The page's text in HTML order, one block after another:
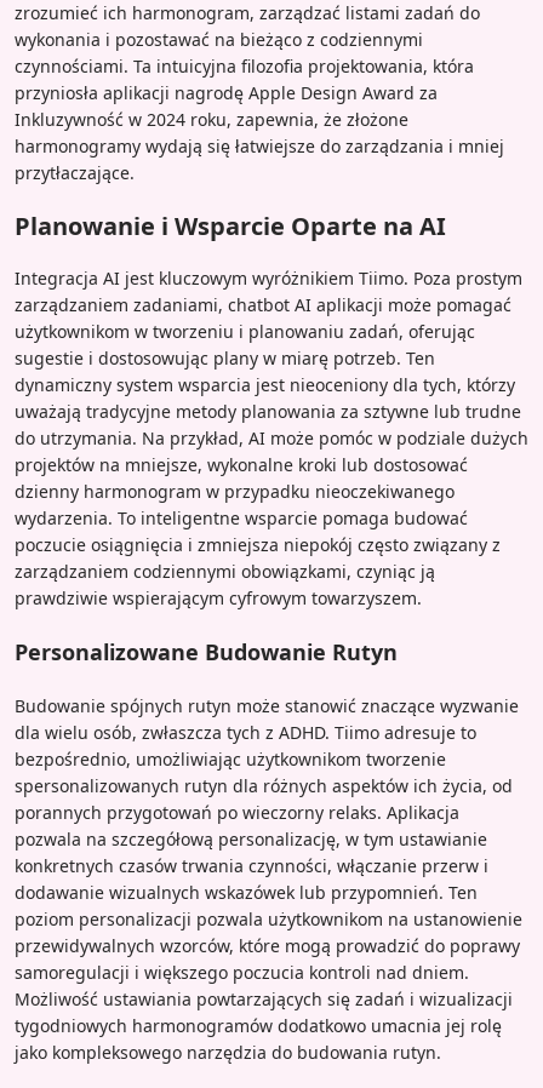
zrozumieć ich harmonogram, zarządzać listami zadań do
wykonania i pozostawać na bieżąco z codziennymi
czynnościami. Ta intuicyjna filozofia projektowania, która
przyniosła aplikacji nagrodę Apple Design Award za
Inkluzywność w 2024 roku, zapewnia, że złożone
harmonogramy wydają się łatwiejsze do zarządzania i mniej
przytłaczające.
Planowanie i Wsparcie Oparte na AI
Integracja AI jest kluczowym wyróżnikiem Tiimo. Poza prostym
zarządzaniem zadaniami, chatbot AI aplikacji może pomagać
użytkownikom w tworzeniu i planowaniu zadań, oferując
sugestie i dostosowując plany w miarę potrzeb. Ten
dynamiczny system wsparcia jest nieoceniony dla tych, którzy
uważają tradycyjne metody planowania za sztywne lub trudne
do utrzymania. Na przykład, AI może pomóc w podziale dużych
projektów na mniejsze, wykonalne kroki lub dostosować
dzienny harmonogram w przypadku nieoczekiwanego
wydarzenia. To inteligentne wsparcie pomaga budować
poczucie osiągnięcia i zmniejsza niepokój często związany z
zarządzaniem codziennymi obowiązkami, czyniąc ją
prawdziwie wspierającym cyfrowym towarzyszem.
Personalizowane Budowanie Rutyn
Budowanie spójnych rutyn może stanowić znaczące wyzwanie
dla wielu osób, zwłaszcza tych z ADHD. Tiimo adresuje to
bezpośrednio, umożliwiając użytkownikom tworzenie
spersonalizowanych rutyn dla różnych aspektów ich życia, od
porannych przygotowań po wieczorny relaks. Aplikacja
pozwala na szczegółową personalizację, w tym ustawianie
konkretnych czasów trwania czynności, włączanie przerw i
dodawanie wizualnych wskazówek lub przypomnień. Ten
poziom personalizacji pozwala użytkownikom na ustanowienie
przewidywalnych wzorców, które mogą prowadzić do poprawy
samoregulacji i większego poczucia kontroli nad dniem.
Możliwość ustawiania powtarzających się zadań i wizualizacji
tygodniowych harmonogramów dodatkowo umacnia jej rolę
jako kompleksowego narzędzia do budowania rutyn.